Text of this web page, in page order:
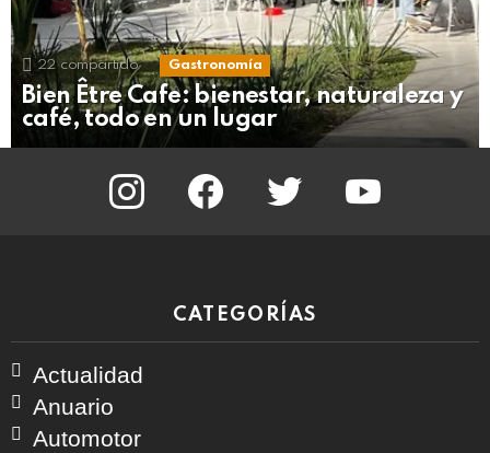
22 compartido Gastronomía
Bien Être Cafe: bienestar, naturaleza y
café, todo en un lugar
instagram facebook twitter youtube
CATEGORÍAS
Actualidad
Anuario
Automotor